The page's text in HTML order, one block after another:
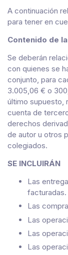
A continuación
para tener en
Contenido de
Se deberán
con quienes se
conjunto, para
3.005,06 € o
último supuesto,
cuenta de
derechos
de autor u otros
colegiados.
SE INCLUIRÁN
Las
facturadas.
Las
Las
Las
Las